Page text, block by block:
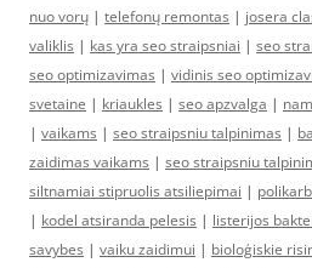
nuo vorų | telefonų remontas | josera
valiklis | kas yra seo straipsniai | seo
seo optimizavimas | vidinis seo
svetaine | kriaukles | seo apzvalga |
| vaikams | seo straipsniu talpinimas |
zaidimas vaikams | seo straipsniu
siltnamiai stipruolis atsiliepimai |
| kodel atsiranda pelesis | listerijos
savybes | vaiku zaidimui | bioloģiskie